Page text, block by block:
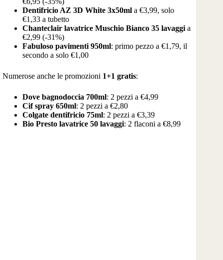
Dentifricio AZ 3D White 3x50ml a €3,99, solo
€1,33 a tubetto
Chanteclair lavatrice Muschio Bianco 35 lavaggi a
€2,99 (-31%)
Fabuloso pavimenti 950ml: primo pezzo a €1,79, il
secondo a solo €1,00
Numerose anche le promozioni 1+1 gratis:
Dove bagnodoccia 700ml: 2 pezzi a €4,99
Cif spray 650ml: 2 pezzi a €2,80
Colgate dentifricio 75ml: 2 pezzi a €3,39
Bio Presto lavatrice 50 lavaggi: 2 flaconi a €8,99